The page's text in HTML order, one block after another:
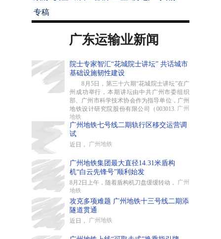
专稿
广东运输业新闻
院士专家智汇“花城院士讲坛” 共话城市
基础设施韧性建设
8月5日，第三十六期“花城院士讲坛”在广
州成功举行，本期讲坛由中共广州市委组织
部、广州市科学技术协会作为指导单位，广州
地铁设计研究院股份有限公司（003013.广州
地铁
广州地铁七号线二期轨行区移交运营调
试
近日， 广州地铁
广州地铁集团最大直径14.31米盾构
机“白云先锋号”顺利始发
8月2日上午，随着盾构机刀盘缓缓转动， 广州
地铁
攻克多项难题 广州地铁十三号线二期添
隧道贯通
近日， 广州地铁